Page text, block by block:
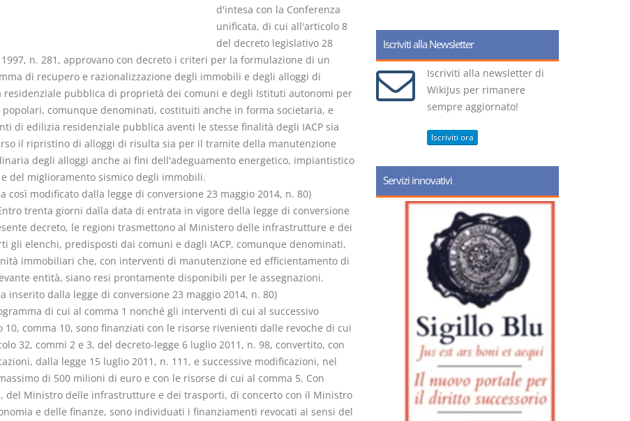
d'intesa con la Conferenza
unificata, di cui all'articolo 8
del decreto legislativo 28
n. 281, approvano con decreto i criteri per la formulazione di un
di recupero e razionalizzazione degli immobili e degli alloggi di
residenziale pubblica di proprietà dei comuni e degli Istituti autonomi per
popolari, comunque denominati, costituiti anche in forma societaria, e
di edilizia residenziale pubblica aventi le stesse finalità degli IACP sia
il ripristino di alloggi di risulta sia per il tramite della manutenzione
degli alloggi anche ai fini dell'adeguamento energetico, impiantistico
del miglioramento sismico degli immobili.
così modificato dalla legge di conversione 23 maggio 2014, n. 80)
trenta giorni dalla data di entrata in vigore della legge di conversione
decreto, le regioni trasmettono al Ministero delle infrastrutture e dei
gli elenchi, predisposti dai comuni e dagli IACP, comunque denominati,
immobiliari che, con interventi di manutenzione ed efficientamento di
entità, siano resi prontamente disponibili per le assegnazioni.
inserito dalla legge di conversione 23 maggio 2014, n. 80)
di cui al comma 1 nonché gli interventi di cui al successivo
10, comma 10, sono finanziati con le risorse rivenienti dalle revoche di cui
32, commi 2 e 3, del decreto-legge 6 luglio 2011, n. 98, convertito, con
dalla legge 15 luglio 2011, n. 111, e successive modificazioni, nel
di 500 milioni di euro e con le risorse di cui al comma 5. Con
del Ministro delle infrastrutture e dei trasporti, di concerto con il Ministro
e delle finanze, sono individuati i finanziamenti revocati ai sensi del
Iscriviti alla Newsletter
Iscriviti alla newsletter di
WikiJus per rimanere
sempre aggiornato!
Iscriviti ora
Servizi innovativi